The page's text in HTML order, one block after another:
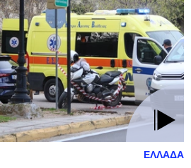
ΕΛΛΑΔΑ